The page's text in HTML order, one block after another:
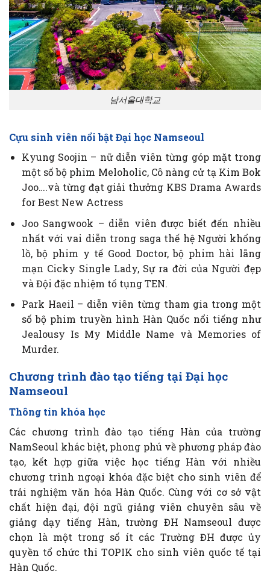
남서울대학교
Cựu sinh viên nổi bật Đại học Namseoul
Kyung Soojin – nữ diễn viên từng góp mặt trong
một số bộ phim Meloholic, Cô nàng cử tạ Kim Bok
Joo….và từng đạt giải thưởng KBS Drama Awards
for Best New Actress
Joo Sangwook – diễn viên được biết đến nhiều
nhất với vai diễn trong saga thế hệ Người khổng
lồ, bộ phim y tế Good Doctor, bộ phim hài lãng
mạn Cicky Single Lady, Sự ra đời của Người đẹp
và Đội đặc nhiệm tố tụng TEN.
Park Haeil – diễn viên từng tham gia trong một
số bộ phim truyền hình Hàn Quốc nổi tiếng như
Jealousy Is My Middle Name và Memories of
Murder.
Chương trình đào tạo tiếng tại Đại học
Namseoul
Thông tin khóa học
Các chương trình đào tạo tiếng Hàn của trường
NamSeoul khác biệt, phong phú về phương pháp đào
tạo, kết hợp giữa việc học tiếng Hàn với nhiều
chương trình ngoại khóa đặc biệt cho sinh viên để
trải nghiệm văn hóa Hàn Quốc. Cùng với cơ sở vật
chất hiện đại, đội ngũ giảng viên chuyên sâu về
giảng dạy tiếng Hàn, trường ĐH Namseoul được
chọn là một trong số ít các Trường ĐH được ủy
quyền tổ chức thi TOPIK cho sinh viên quốc tế tại
Hàn Quốc.